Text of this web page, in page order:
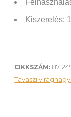
Kiszerelés:
CIKKSZÁM:
Tavaszi